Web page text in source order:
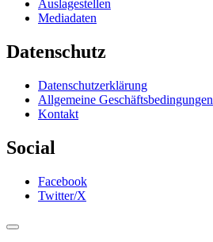
Auslagestellen
Mediadaten
Datenschutz
Datenschutzerklärung
Allgemeine Geschäftsbedingungen
Kontakt
Social
Facebook
Twitter/X